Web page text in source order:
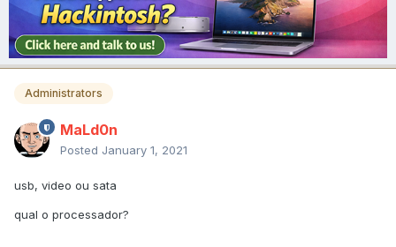
Administrators
MaLd0n
Posted January 1, 2021
usb, video ou sata
qual o processador?